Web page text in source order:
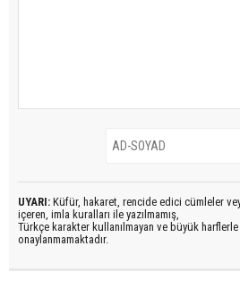
UYARI: Küfür, hakaret, rencide edici cümleler
içeren, imla kuralları ile yazılmamış,
Türkçe karakter kullanılmayan ve büyük harflerle
onaylanmamaktadır.